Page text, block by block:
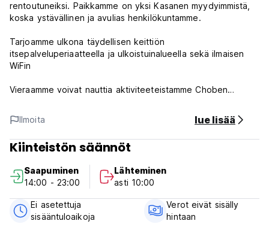
rentoutuneiksi. Paikkamme on yksi Kasanen myydyimmistä,
koska ystävällinen ja avulias henkilökuntamme.
Tarjoamme ulkona täydellisen keittiön
itsepalveluperiaatteella ja ulkoistuinalueella sekä ilmaisen
WiFin
Vieraamme voivat nauttia aktiviteeteistamme Choben
ja edullisin hinnoin), kysy:
- Game Drives Safarit (3 tuntia, puoli päivää ja koko päivä)
- Veneristeilyt (3 tuntia, puoli päivää ja koko päivä)
- Mobile Safarit (muokattavat vaihtoehdot)
- Jne.
Voit myös kokeilla aterioitamme (aamiainen, lounas ja
päivällinen) tai kylmää olutta baarissamme.
Ilmoita lue lisää
Kiinteistön säännöt
Saapuminen
14:00 - 23:00
Lähteminen
asti 10:00
Ei asetettuja
sisääntuloaikoja
Verot eivät sisälly
hintaan